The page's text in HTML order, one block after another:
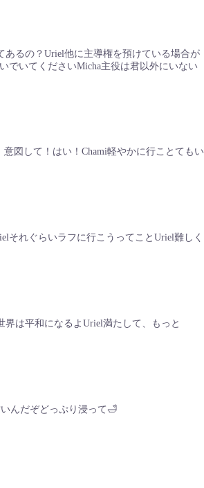
あるの？Uriel他に主導権を預けている場合が
でいてくださいMicha主役は君以外にいない
図して！はい！Chami軽やかに行ことてもい
それぐらいラフに行こうってことUriel難しく
界は平和になるよUriel満たして、もっと
んだぞどっぷり浸って🛁